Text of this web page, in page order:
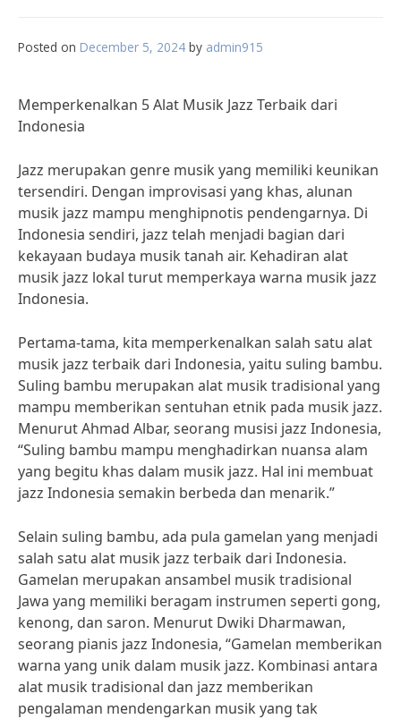
Posted on December 5, 2024 by admin915
Memperkenalkan 5 Alat Musik Jazz Terbaik dari
Indonesia
Jazz merupakan genre musik yang memiliki keunikan
tersendiri. Dengan improvisasi yang khas, alunan
musik jazz mampu menghipnotis pendengarnya. Di
Indonesia sendiri, jazz telah menjadi bagian dari
kekayaan budaya musik tanah air. Kehadiran alat
musik jazz lokal turut memperkaya warna musik jazz
Indonesia.
Pertama-tama, kita memperkenalkan salah satu alat
musik jazz terbaik dari Indonesia, yaitu suling bambu.
Suling bambu merupakan alat musik tradisional yang
mampu memberikan sentuhan etnik pada musik jazz.
Menurut Ahmad Albar, seorang musisi jazz Indonesia,
“Suling bambu mampu menghadirkan nuansa alam
yang begitu khas dalam musik jazz. Hal ini membuat
jazz Indonesia semakin berbeda dan menarik.”
Selain suling bambu, ada pula gamelan yang menjadi
salah satu alat musik jazz terbaik dari Indonesia.
Gamelan merupakan ansambel musik tradisional
Jawa yang memiliki beragam instrumen seperti gong,
kenong, dan saron. Menurut Dwiki Dharmawan,
seorang pianis jazz Indonesia, “Gamelan memberikan
warna yang unik dalam musik jazz. Kombinasi antara
alat musik tradisional dan jazz memberikan
pengalaman mendengarkan musik yang tak